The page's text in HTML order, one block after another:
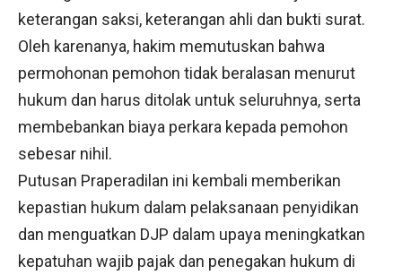
keterangan saksi, keterangan ahli dan bukti surat.
Oleh karenanya, hakim memutuskan bahwa
permohonan pemohon tidak beralasan menurut
hukum dan harus ditolak untuk seluruhnya, serta
membebankan biaya perkara kepada pemohon
sebesar nihil.
Putusan Praperadilan ini kembali memberikan
kepastian hukum dalam pelaksanaan penyidikan
dan menguatkan DJP dalam upaya meningkatkan
kepatuhan wajib pajak dan penegakan hukum di